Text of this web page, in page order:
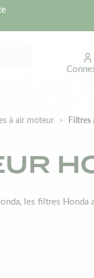
à air moteur Filtres
les filtres Honda